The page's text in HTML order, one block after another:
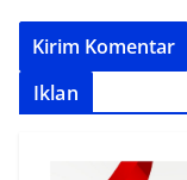
Iklan